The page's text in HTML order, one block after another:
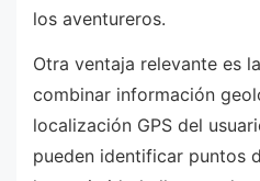
los aventureros.
Otra ventaja relevante es
combinar información
localización GPS del
pueden identificar puntos